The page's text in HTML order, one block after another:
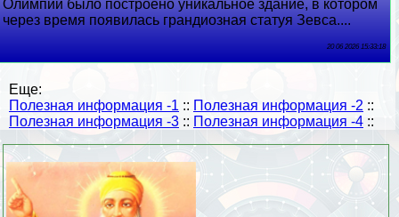
Олимпии было построено уникальное здание, в котором
через время появилась грандиозная статуя Зевса....
20 06 2026 15:33:18
Еще:
Полезная информация -1 :: Полезная информация -2 ::
Полезная информация -3 :: Полезная информация -4 ::